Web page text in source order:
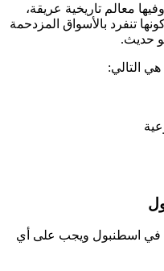
معالم تاريخية عريقة،
تنفرد بالأسواق المزدحمة
حديث.
التالي:
في اسطنبول ويجب على أي